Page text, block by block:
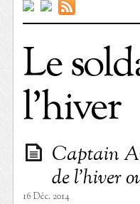
Le
l’hiver
Captain
de l’hiver
16 Déc. 2014